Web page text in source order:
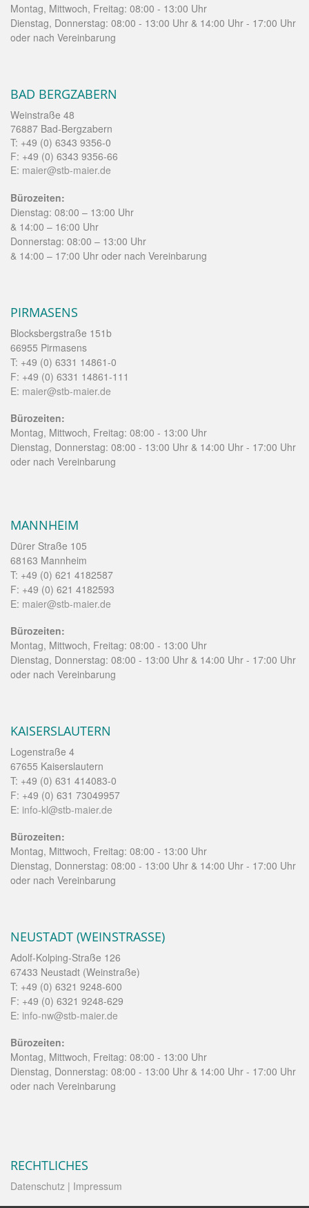
Montag, Mittwoch, Freitag: 08:00 - 13:00 Uhr
Dienstag, Donnerstag: 08:00 - 13:00 Uhr & 14:00 Uhr - 17:00 Uhr
oder nach Vereinbarung
BAD BERGZABERN
Weinstraße 48
76887 Bad-Bergzabern
T: +49 (0) 6343 9356-0
F: +49 (0) 6343 9356-66
E: maier@stb-maier.de
Bürozeiten:
Dienstag: 08:00 – 13:00 Uhr
& 14:00 – 16:00 Uhr
Donnerstag: 08:00 – 13:00 Uhr
& 14:00 – 17:00 Uhr oder nach Vereinbarung
PIRMASENS
Blocksbergstraße 151b
66955 Pirmasens
T: +49 (0) 6331 14861-0
F: +49 (0) 6331 14861-111
E: maier@stb-maier.de
Bürozeiten:
Montag, Mittwoch, Freitag: 08:00 - 13:00 Uhr
Dienstag, Donnerstag: 08:00 - 13:00 Uhr & 14:00 Uhr - 17:00 Uhr
oder nach Vereinbarung
MANNHEIM
Dürer Straße 105
68163 Mannheim
T: +49 (0) 621 4182587
F: +49 (0) 621 4182593
E: maier@stb-maier.de
Bürozeiten:
Montag, Mittwoch, Freitag: 08:00 - 13:00 Uhr
Dienstag, Donnerstag: 08:00 - 13:00 Uhr & 14:00 Uhr - 17:00 Uhr
oder nach Vereinbarung
KAISERSLAUTERN
Logenstraße 4
67655 Kaiserslautern
T: +49 (0) 631 414083-0
F: +49 (0) 631 73049957
E: info-kl@stb-maier.de
Bürozeiten:
Montag, Mittwoch, Freitag: 08:00 - 13:00 Uhr
Dienstag, Donnerstag: 08:00 - 13:00 Uhr & 14:00 Uhr - 17:00 Uhr
oder nach Vereinbarung
NEUSTADT (WEINSTRASSE)
Adolf-Kolping-Straße 126
67433 Neustadt (Weinstraße)
T: +49 (0) 6321 9248-600
F: +49 (0) 6321 9248-629
E: info-nw@stb-maier.de
Bürozeiten:
Montag, Mittwoch, Freitag: 08:00 - 13:00 Uhr
Dienstag, Donnerstag: 08:00 - 13:00 Uhr & 14:00 Uhr - 17:00 Uhr
oder nach Vereinbarung
RECHTLICHES
Datenschutz | Impressum